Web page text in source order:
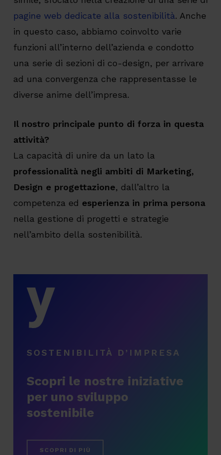
pagine web dedicate alla sostenibilità. Anche
in questo caso, abbiamo coinvolto varie
funzioni all’interno dell’azienda e condotto
una serie di sezioni di co-design, per arrivare
ad una convergenza che rappresentasse le
diverse anime dell’impresa.
Il nostro principale punto di forza in questa
attività?
La capacità di unire da un lato la
professionalità negli ambiti di Marketing,
Design e progettazione, dall’altro la
competenza ed esperienza in prima persona
nella gestione di progetti e strategie
nell’ambito della sostenibilità.
SOSTENIBILITÀ D’IMPRESA
Scopri le nostre iniziative
per uno sviluppo
sostenibile
SCOPRI DI PIÙ